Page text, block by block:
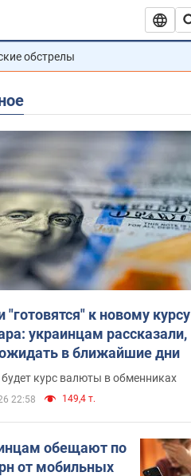
обстрелы
"готовятся" к новому курсу
украинцам рассказали,
в ближайшие дни
курс валюты в обменниках
22:58 149,4 т.
обещают по
от мобильных